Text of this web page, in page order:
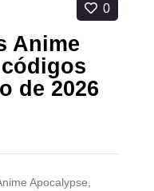
0
Anime
de 2026
Apocalypse,